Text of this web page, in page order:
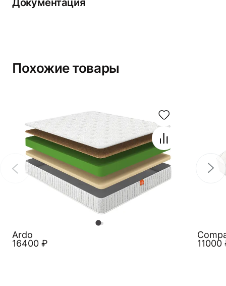
Похожие товары
Ardo
16400 ₽
11000